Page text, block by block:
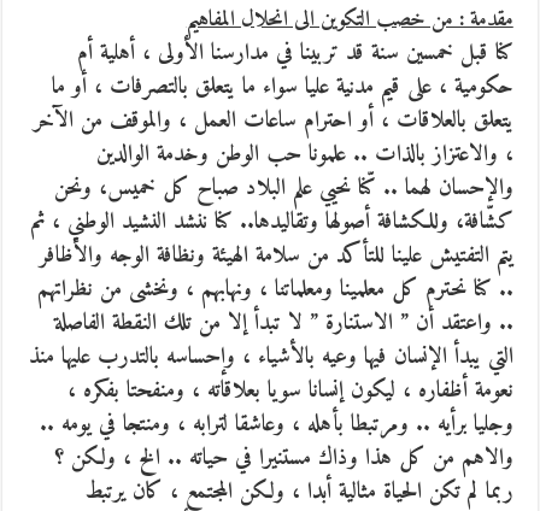
مقدمة : من خصب التكوين الى انحلال المفاهيم
كنا قبل خمسين سنة قد تربينا في مدارسنا الأولى ، أهلية أم
حكومية ، على قيم مدنية عليا سواء ما يتعلق بالتصرفات ، أو ما
يتعلق بالعلاقات ، أو احترام ساعات العمل ، والموقف من الآخر
، والاعتزاز بالذات .. علمونا حب الوطن وخدمة الوالدين
والإحسان لهما .. كّنا نحيي علم البلاد صباح كل خميس، ونحن
كشّافة، وللكشافة أصولها وتقاليدها.. كنا ننشد النشيد الوطني ، ثم
يتم التفتيش علينا للتأكد من سلامة الهيئة ونظافة الوجه والأظافر
.. كنا نحترم كل معلمينا ومعلماتنا ، ونهابهم ، ونخشى من نظراتهم
.. واعتقد أن ” الاستنارة ” لا تبدأ إلا من تلك النقطة الفاصلة
التي يبدأ الإنسان فيها وعيه بالأشياء ، وإحساسه بالتدرب عليها منذ
نعومة أظفاره ، ليكون إنسانا سويا بعلاقاته ، ومنفحتا بفكره ،
وجليا برأيه .. ومرتبطا بأهله ، وعاشقا لترابه ، ومنتجا في يومه ..
والاهم من كل هذا وذاك مستنيرا في حياته .. الخ ، ولكن ؟
ربما لم تكن الحياة مثالية أبدا ، ولكن المجتمع ، كان يرتبط